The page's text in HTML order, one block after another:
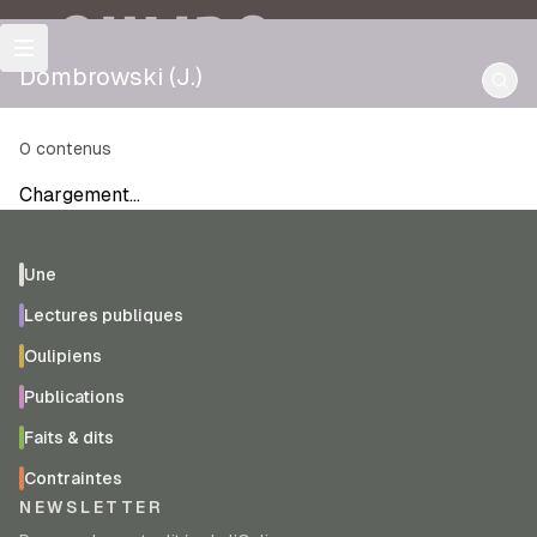
OULIPO
Dombrowski (J.)
0 contenus
Chargement…
Une
Lectures publiques
Oulipiens
Publications
Faits & dits
Contraintes
NEWSLETTER